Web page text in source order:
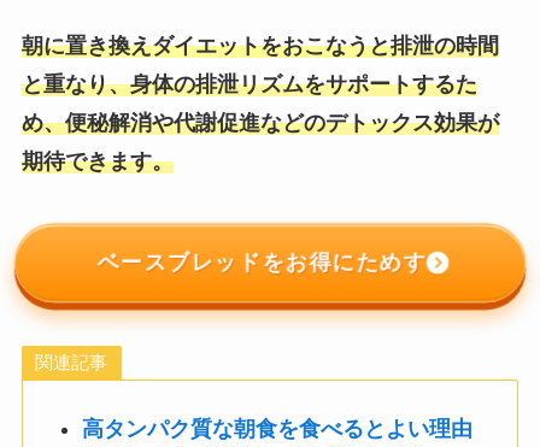
朝に置き換えダイエットをおこなうと排泄の時間
と重なり、身体の排泄リズムをサポートするた
め、便秘解消や代謝促進などのデトックス効果が
期待できます。
ベースブレッドをお得にためす
関連記事
高タンパク質な朝食を食べるとよい理由